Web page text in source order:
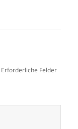
Erforderliche Felder